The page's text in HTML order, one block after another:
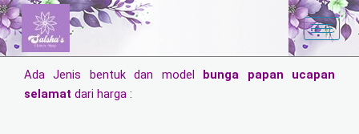
Skip
to
content
Ada Jenis bentuk dan model bunga papan ucapan
selamat dari harga :